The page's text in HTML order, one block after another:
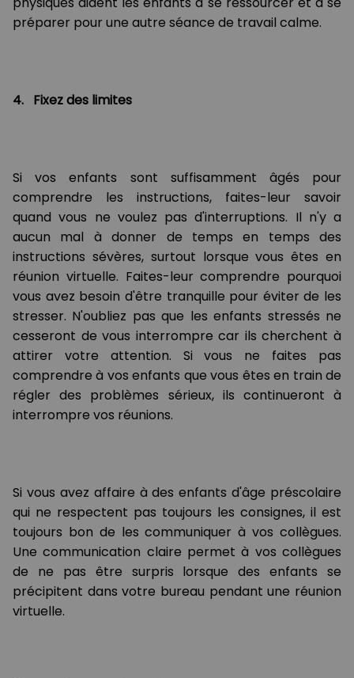
préparer pour une autre séance de travail calme.
4. Fixez des limites
Si vos enfants sont suffisamment âgés pour
comprendre les instructions, faites-leur savoir
quand vous ne voulez pas d'interruptions. Il n'y a
aucun mal à donner de temps en temps des
instructions sévères, surtout lorsque vous êtes en
réunion virtuelle. Faites-leur comprendre pourquoi
vous avez besoin d'être tranquille pour éviter de les
stresser. N'oubliez pas que les enfants stressés ne
cesseront de vous interrompre car ils cherchent à
attirer votre attention. Si vous ne faites pas
comprendre à vos enfants que vous êtes en train de
régler des problèmes sérieux, ils continueront à
interrompre vos réunions.
Si vous avez affaire à des enfants d'âge préscolaire
qui ne respectent pas toujours les consignes, il est
toujours bon de les communiquer à vos collègues.
Une communication claire permet à vos collègues
de ne pas être surpris lorsque des enfants se
précipitent dans votre bureau pendant une réunion
virtuelle.